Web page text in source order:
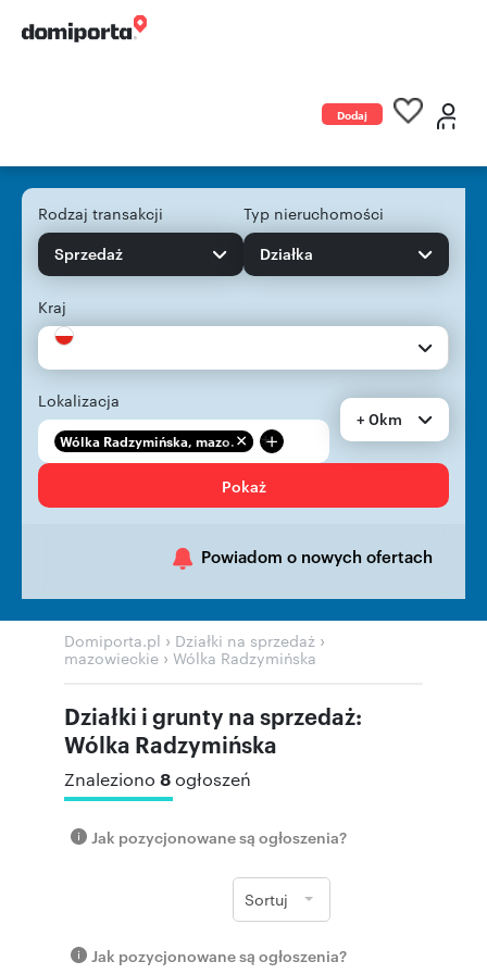
Dodaj
Rodzaj transakcji
Sprzedaż
Typ nieruchomości
Działka
Kraj
Lokalizacja
Wólka Radzymińska, mazo... +
+ 0km
Pokaż
Powiadom o nowych ofertach
Domiporta.pl › Działki na sprzedaż ›
mazowieckie › Wólka Radzymińska
Działki i grunty na sprzedaż:
Wólka Radzymińska
Znaleziono 8ogłoszeń
Jak pozycjonowane są ogłoszenia?
Sortuj
Jak pozycjonowane są ogłoszenia?